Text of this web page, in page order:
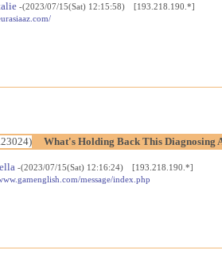
-(2023/07/15(Sat) 12:15:58) [193.218.190.*]
What's Holding Back This Diagnosing
-(2023/07/15(Sat) 12:16:24) [193.218.190.*]
message/index.php